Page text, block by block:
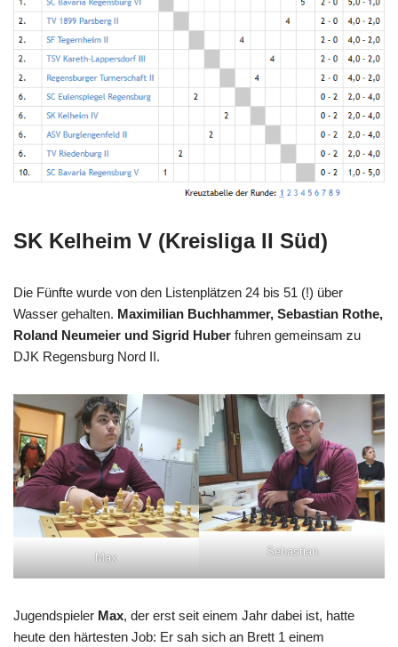
SK Kelheim V (Kreisliga II Süd)
Die Fünfte wurde von den Listenplätzen 24 bis 51 (!) über
Wasser gehalten. Maximilian Buchhammer, Sebastian Rothe,
Roland Neumeier und Sigrid Huber fuhren gemeinsam zu
DJK Regensburg Nord II.
Max Sebastian
Jugendspieler Max, der erst seit einem Jahr dabei ist, hatte
heute den härtesten Job: Er sah sich an Brett 1 einem